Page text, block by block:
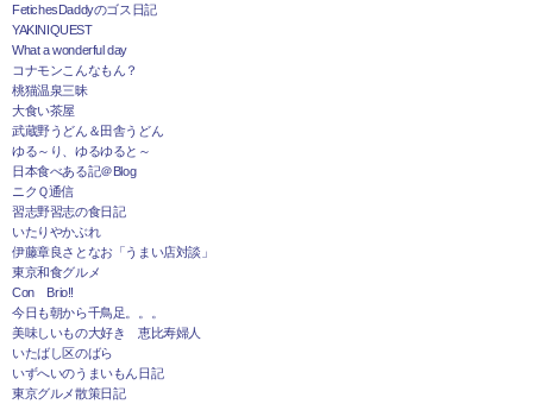
FetichesDaddyのゴス日記
YAKINIQUEST
What a wonderful day
コナモンこんなもん？
桃猫温泉三昧
大食い茶屋
武蔵野うどん＆田舎うどん
ゆる～り、ゆるゆると～
日本食べある記＠Blog
ニクＱ通信
習志野習志の食日記
いたりやかぶれ
伊藤章良さとなお「うまい店対談」
東京和食グルメ
Con Brio!!
今日も朝から千鳥足。。。
美味しいもの大好き 恵比寿婦人
いたばし区のばら
いずへいのうまいもん日記
東京グルメ散策日記